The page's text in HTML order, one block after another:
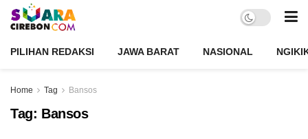
PILIHAN REDAKSI JAWA BARAT NASIONAL
Home Tag Bansos
Tag: Bansos